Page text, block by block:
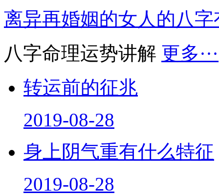
离异再婚姻的女人的八
八字命理运势讲解 更多···
转运前的征兆
2019-08-28
身上阴气重有什么特征
2019-08-28